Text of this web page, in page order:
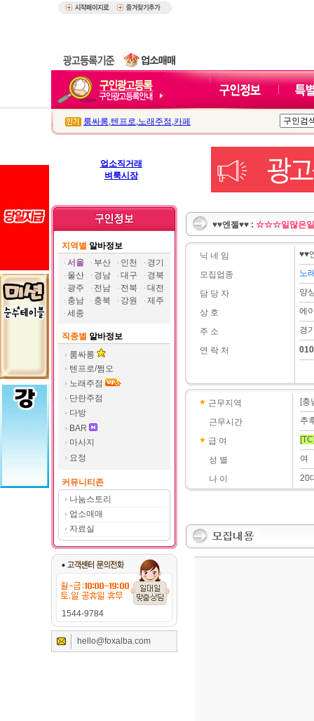
룸싸롱,텐프로,노래주점 ,카페
업소직거래
벼룩시장
지역별 알바정보
서울
부산 인천
경기
울산
경남 대구
경북
광주
전남 전북
대전
충남
충북 강원
제주
세종
직종별 알바정보
룸싸롱
텐프로/쩜오
노래주점
단란주점
다방
BAR
마사지
요정
커뮤니티존
나눔스토리
업소매매
자료실
1544-9784
hello@foxalba.com
♥♥엔젤♥♥ : ☆☆☆일많은
닉 네 임
모집업종
담 당 자
상 호
주 소
연 락 처
♥♥
노
양
에
경
근무지역
근무시간
급 여
성 별
나 이
[충
추
여
20